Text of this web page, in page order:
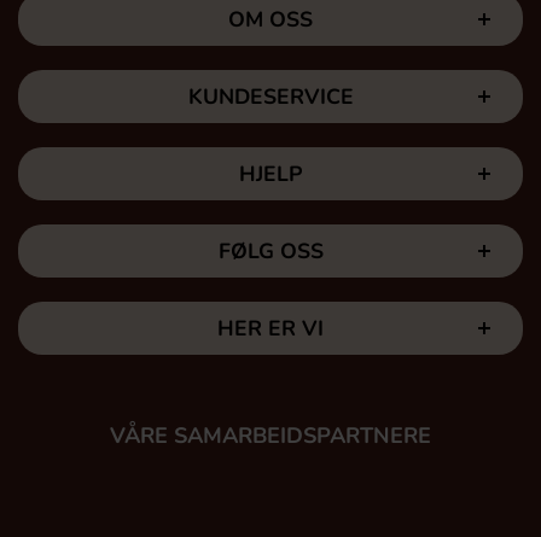
OM OSS
KUNDESERVICE
HJELP
FØLG OSS
HER ER VI
VÅRE SAMARBEIDSPARTNERE